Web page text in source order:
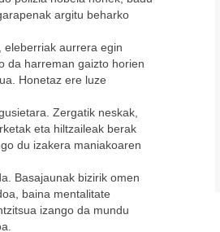
argitu beharko
eleberriak aurrera egin
da harreman gaizto horien
Honetaz ere luze
Zergatik neskak,
eta hiltzaileak berak
du izakera maniakoaren
Basajaunak bizirik omen
baina mentalitate
izango da mundu